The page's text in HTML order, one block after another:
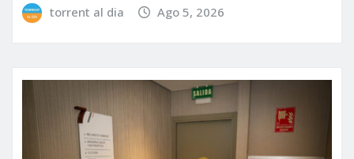
torrent al dia Ago 5, 2026